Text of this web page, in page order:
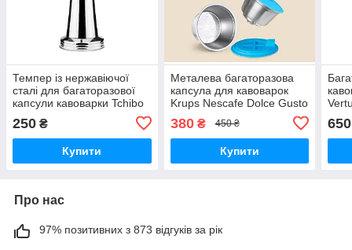
Темпер із нержавіючої
сталі для багаторазової
капсули кавоварки Tchibo
Mini, Caffital
250 ₴
Купити
Металева багаторазова
капсула для кавоварок
Krups Nescafe Dolce Gusto
380₴ 450 ₴
Купити
230
650
Про нас
97% позитивних з 873 відгуків за рік